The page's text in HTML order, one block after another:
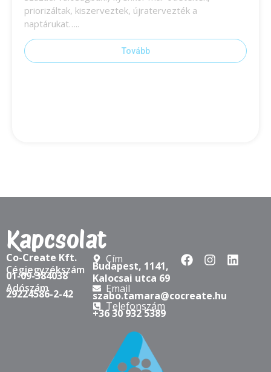
priorizáltak, kiszerveztek, újratervezték a
naptárukat…..
Tovább
Kapcsolat
Co-Create Kft.
Cégjegyzékszám
01-09-384038
Adószám
29224586-2-42
Cím
Budapest, 1141,
Kalocsai utca 69
Email
szabo.tamara@cocreate.hu
Telefonszám
+36 30 932 5389